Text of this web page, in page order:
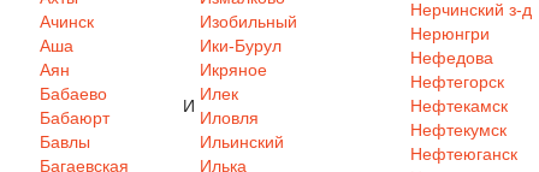
Ачинск
Аша
Аян
Бабаево
Бабаюрт
Бавлы
Багаевская
И
Изобильный
Ики-Бурул
Икряное
Илек
Иловля
Ильинский
Илька
Нерчинский з-д
Нерюнгри
Нефедова
Нефтегорск
Нефтекамск
Нефтекумск
Нефтеюганск